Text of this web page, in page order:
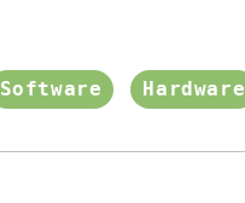
Software Hardware